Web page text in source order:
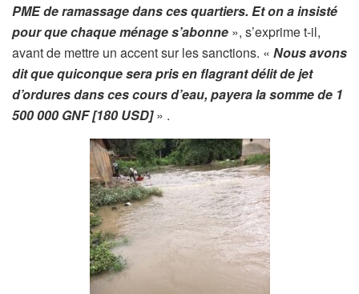
PME de ramassage dans ces quartiers. Et on a insisté
pour que chaque ménage s’abonne », s’exprime t-il,
avant de mettre un accent sur les sanctions. « Nous avons
dit que quiconque sera pris en flagrant délit de jet
d’ordures dans ces cours d’eau, payera la somme de 1
500 000 GNF [180 USD] » .